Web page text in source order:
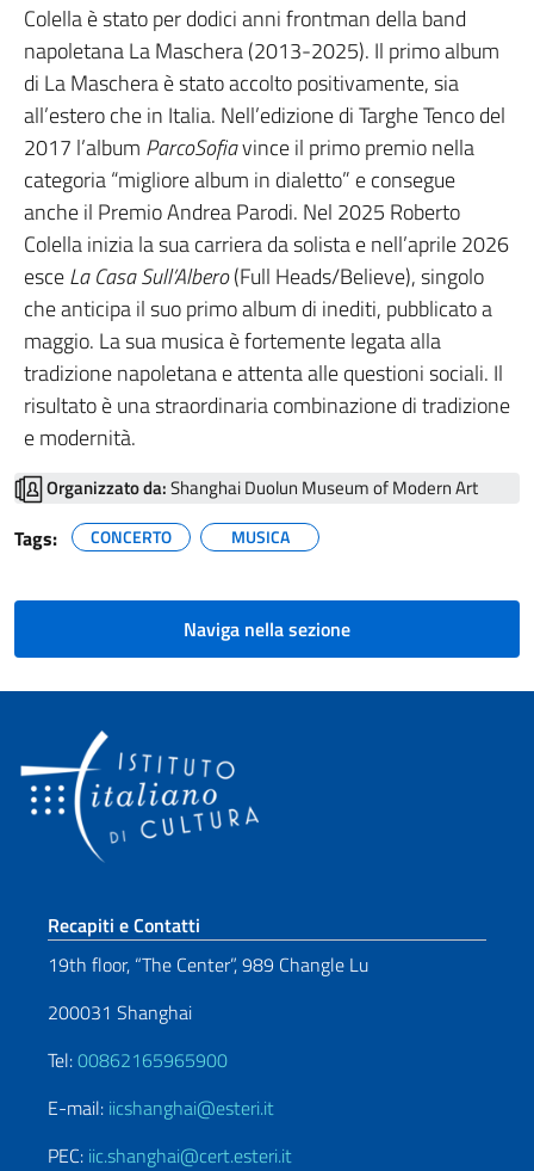
Colella è stato per dodici anni frontman della band
napoletana La Maschera (2013-2025). Il primo album
di La Maschera è stato accolto positivamente, sia
all’estero che in Italia. Nell’edizione di Targhe Tenco del
2017 l’album ParcoSofiavince il primo premio nella
categoria “migliore album in dialetto” e consegue
anche il Premio Andrea Parodi. Nel 2025 Roberto
Colella inizia la sua carriera da solista e nell’aprile 2026
esceLa Casa Sull’Albero(Full Heads/Believe), singolo
che anticipa il suo primo album di inediti, pubblicato a
maggio. La sua musica è fortemente legata alla
tradizione napoletana e attenta alle questioni sociali. Il
risultato è una straordinaria combinazione di tradizione
e modernità.
Organizzato da:Shanghai Duolun Museum of Modern Art
Tags: CONCERTO MUSICA
Naviga nella sezione
Sezione footer
Recapiti e Contatti
19th floor, “The Center”, 989 Changle Lu
200031 Shanghai
Tel:00862165965900
E-mail: iicshanghai@esteri.it
PEC: iic.shanghai@cert.esteri.it